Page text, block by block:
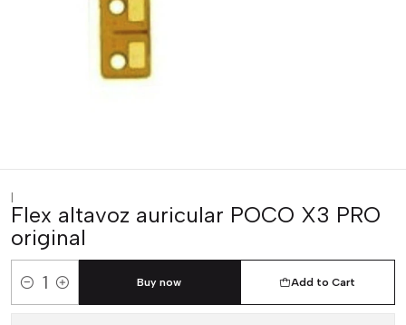
|
Flex altavoz auricular POCO X3 PRO
original
Quantity
Add to Cart
Buy now